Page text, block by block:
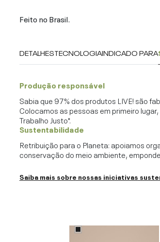
Feito no Brasil.
DETALHESTECNOLOGIAINDICADO PARA
Produção responsável
Sabia que 97% dos produtos LIVE! são
Colocamos as pessoas em primeiro
Trabalho Justo".
Sustentabilidade
Retribuição para o Planeta: apoiamos
conservação do meio ambiente,
Saiba mais sobre nossas iniciativas